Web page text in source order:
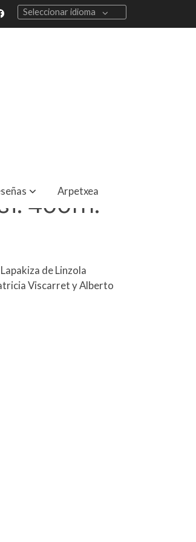
Seleccionar idioma
Arpetxea
400m.
de Linzola
Viscarret y Alberto